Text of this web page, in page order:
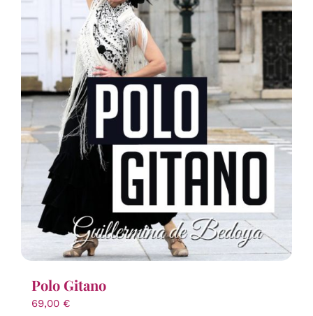
Polo Gitano
69,00 €